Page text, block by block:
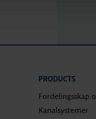
PRODUCTS
Fordelingsskap
Kanalsystemer